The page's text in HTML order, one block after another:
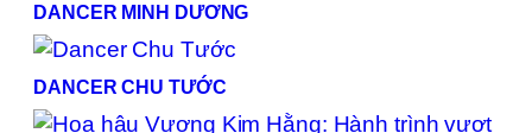
DANCER MINH DƯƠNG
DANCER CHU TƯỚC